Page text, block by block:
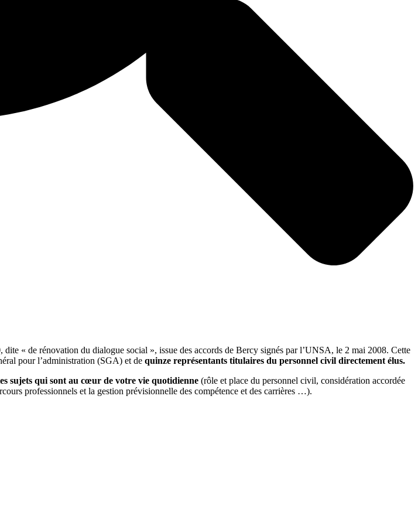
« de rénovation du dialogue social », issue des accords de Bercy signés par l’UNSA, le 2 mai 2008. Cette
pour l’administration (SGA) et de quinze représentants titulaires du personnel civil directement élus.
sujets qui sont au cœur de votre vie quotidienne (rôle et place du personnel civil, considération accordée
professionnels et la gestion prévisionnelle des compétence et des carrières …).